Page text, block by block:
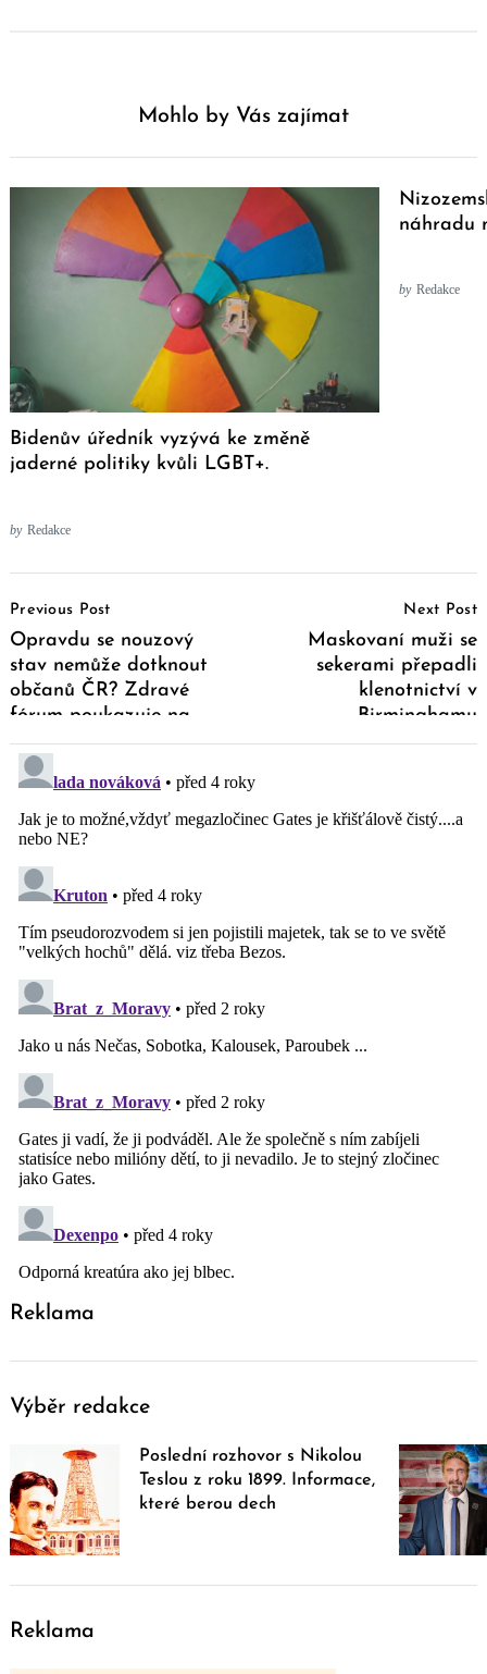
Mohlo by Vás zajímat
Bidenův úředník vyzývá ke změně
jaderné politiky kvůli LGBT+.
by Redakce
náhradu
by Redakce
Navigation
Previous Post
Opravdu se nouzový
stav nemůže dotknout
občanů ČR? Zdravé
fórum poukazuje na
jinou realitu
Next Post
Maskovaní muži se
sekerami přepadli
klenotnictví v
Birminghamu
Reklama
Výběr redakce
Poslední rozhovor s Nikolou
Teslou z roku 1899. Informace,
které berou dech
Reklama